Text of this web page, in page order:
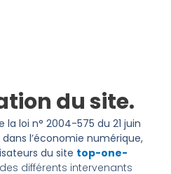
du site.
la loi n° 2004-575 du 21 juin
l’économie numérique,
du site top-one-
différents intervenants